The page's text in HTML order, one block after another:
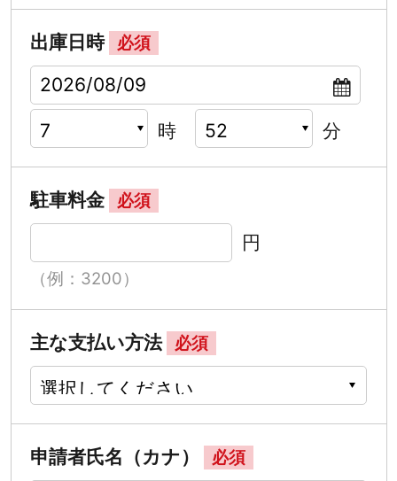
出庫日時 必須
時 分
駐車料金 必須
円
（例：3200）
主な支払い方法 必須
申請者氏名（カナ） 必須